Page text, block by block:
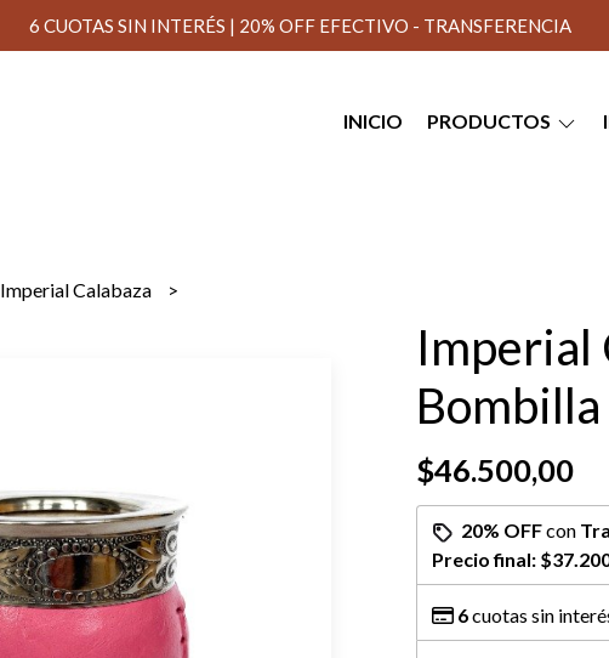
6 CUOTAS SIN INTERÉS | 20% OFF EFECTIVO - TRANSFERENCIA
INICIO PRODUCTOS
Imperial Calabaza
Imperial
Bombilla
$46.500,00
20% OFFcon
Precio final:
6cuotas sin